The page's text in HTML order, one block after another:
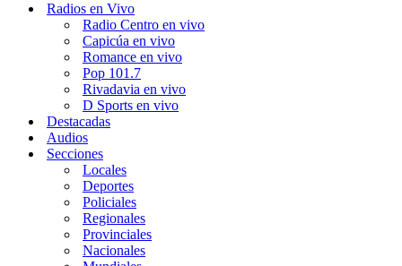
Radios en Vivo
Radio Centro en vivo
Capicúa en vivo
Romance en vivo
Pop 101.7
Rivadavia en vivo
D Sports en vivo
Destacadas
Audios
Secciones
Locales
Deportes
Policiales
Regionales
Provinciales
Nacionales